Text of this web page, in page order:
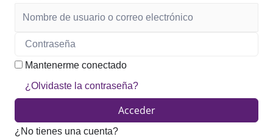
Mantenerme conectado
¿Olvidaste la contraseña?
Acceder
¿No tienes una cuenta?